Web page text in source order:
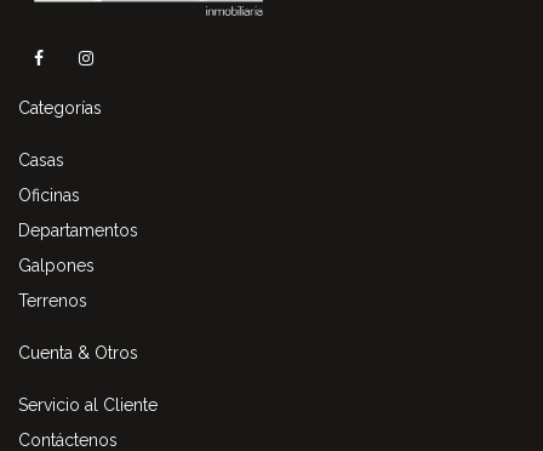
Categorías
Casas
Oficinas
Departamentos
Galpones
Terrenos
Cuenta & Otros
Servicio al Cliente
Contáctenos